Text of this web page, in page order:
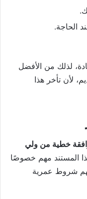
الحاجة.
لذلك من الأفضل
لأن تأخر هذا
خطية من ولي
المستند مهم خصوصًا
شروط عمرية